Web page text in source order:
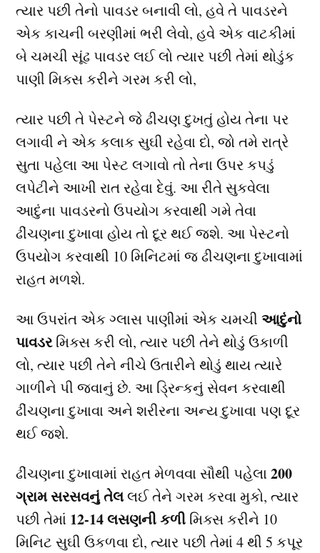
ત્યાર પછી તેનો પાવડર બનાવી લો, હવે તે પાવડરને
એક કાચની બરણીમાં ભરી લેવો, હવે એક વાટકીમાં
બે ચમચી સૂંઢ પાવડર લઈ લો ત્યાર પછી તેમાં થોડુંક
પાણી મિક્સ કરીને ગરમ કરી લો,
ત્યાર પછી તે પેસ્ટને જે ઢીચણ દુખતું હોય તેના પર
લગાવી ને એક કલાક સુઘી રહેવા દો, જો તમે રાત્રે
સુતા પહેલા આ પેસ્ટ લગાવો તો તેના ઉપર કપડું
લપેટીને આખી રાત રહેવા દેવું. આ રીતે સુકવેલા
આદુંના પાવડરનો ઉપયોગ કરવાથી ગમે તેવા
ઢીંચણના દુખાવા હોય તો દૂર થઈ જશે. આ પેસ્ટનો
ઉપયોગ કરવાથી 10 મિનિટમાં જ ઢીચણના દુખાવામાં
રાહત મળશે.
આ ઉપરાંત એક ગ્લાસ પાણીમાં એક ચમચીઆદુંનો
પાવડરમિક્સ કરી લો, ત્યાર પછી તેને થોડું ઉકાળી
લો, ત્યાર પછી તેને નીચે ઉતારીને થોડું થાય ત્યારે
ગાળીને પી જવાનું છે. આ ડ્રિન્કનું સેવન કરવાથી
ઢીંચણના દુખાવા અને શરીરના અન્ય દુખાવા પણ દૂર
થઈ જશે.
ઢીંચણના દુખાવામાં રાહત મેળવવા સૌથી પહેલા200
ગ્રામ સરસવનું તેલલઈ તેને ગરમ કરવા મુકો, ત્યાર
પછી તેમાં 12-14 લસણની કળી મિક્સ કરીને 10
મિનિટ સુઘી ઉકળવા દો, ત્યાર પછી તેમાં 4 થી 5 કપૂર